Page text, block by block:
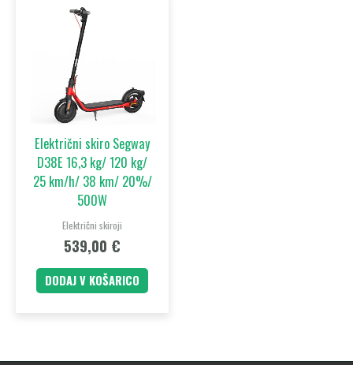
Električni skiro Segway
D38E 16,3 kg/ 120 kg/
25 km/h/ 38 km/ 20%/
500W
Električni skiroji
539,00 €
DODAJ V KOŠARICO